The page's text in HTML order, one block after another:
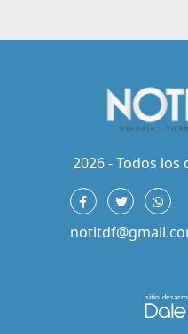
2026 - Todos